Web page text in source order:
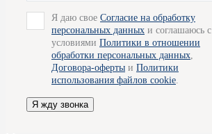
Я даю свое Согласие на обработку
персональных данных и соглашаюсь с
условиями Политики в отношении
обработки персональных данных
Договора-оферты и Политики
использования файлов cookie
Я жду звонка